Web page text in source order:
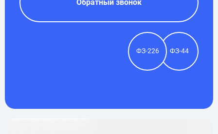
Обратный звонок
ФЗ-226 ФЗ-44